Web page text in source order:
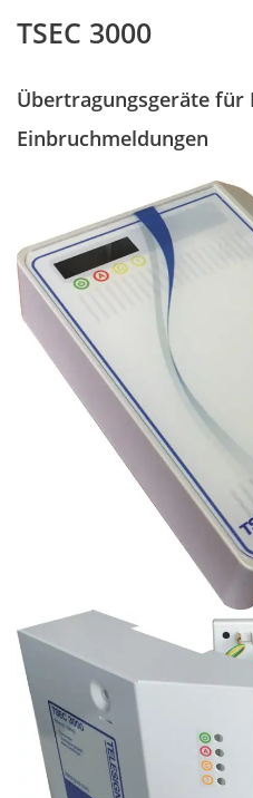
TSEC 3000
Übertragungsgeräte für
Einbruchmeldungen